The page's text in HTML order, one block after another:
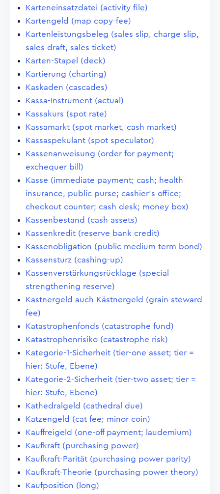
Karteneinsatzdatei (activity file)
Kartengeld (map copy-fee)
Kartenleistungsbeleg (sales slip, charge slip,
sales draft, sales ticket)
Karten-Stapel (deck)
Kartierung (charting)
Kaskaden (cascades)
Kassa-Instrument (actual)
Kassakurs (spot rate)
Kassamarkt (spot market, cash market)
Kassaspekulant (spot speculator)
Kassenanweisung (order for payment;
exchequer bill)
Kasse (immediate payment; cash; health
insurance, public purse; cashier's office;
checkout counter; cash desk; money box)
Kassenbestand (cash assets)
Kassenkredit (reserve bank credit)
Kassenobligation (public medium term bond)
Kassensturz (cashing-up)
Kassenverstärkungsrücklage (special
strengthening reserve)
Kastnergeld auch Kästnergeld (grain steward
fee)
Katastrophenfonds (catastrophe fund)
Katastrophenrisiko (catastrophe risk)
Kategorie-1-Sicherheit (tier-one asset; tier =
hier: Stufe, Ebene)
Kategorie-2-Sicherheit (tier-two asset; tier =
hier: Stufe, Ebene)
Kathedralgeld (cathedral due)
Katzengeld (cat fee; minor coin)
Kauffreigeld (one-off payment; laudemium)
Kaufkraft (purchasing power)
Kaufkraft-Parität (purchasing power parity)
Kaufkraft-Theorie (purchasing power theory)
Kaufposition (long)